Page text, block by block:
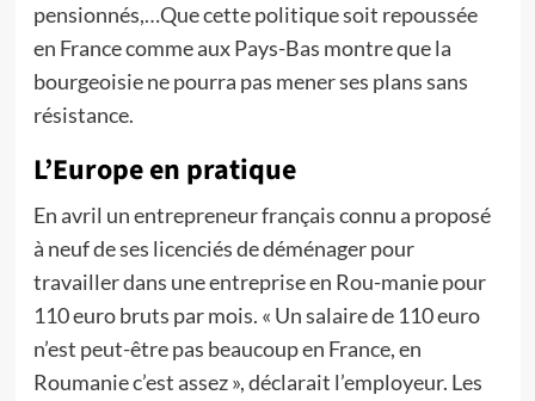
pensionnés,…Que cette politique soit repoussée
en France comme aux Pays-Bas montre que la
bourgeoisie ne pourra pas mener ses plans sans
résistance.
L’Europe en pratique
En avril un entrepreneur français connu a proposé
à neuf de ses licenciés de déménager pour
travailler dans une entreprise en Rou-manie pour
110 euro bruts par mois. « Un salaire de 110 euro
n’est peut-être pas beaucoup en France, en
Roumanie c’est assez », déclarait l’employeur. Les